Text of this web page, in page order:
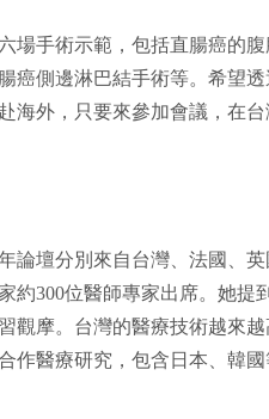
場手術示範，包括直腸癌的
癌側邊淋巴結手術等。希望
海外，只要來參加會議，在
論壇分別來自台灣、法國、
約300位醫師專家出席。她
觀摩。台灣的醫療技術越來
作醫療研究，包含日本、韓